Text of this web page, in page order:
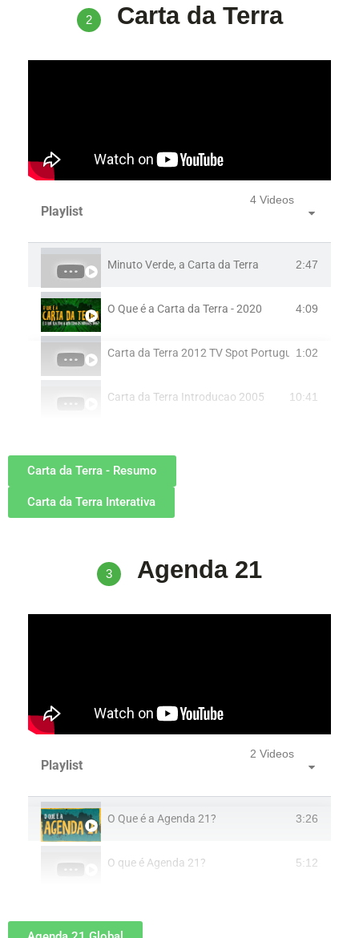
2 Carta da Terra
Playlist
4 Videos
Minuto Verde, a Carta da Terra 2:47
O Que é a Carta da Terra - 2020 4:09
Carta da Terra 2012 TV Spot Português1:02
Carta da Terra Introducao 2005 10:41
Carta da Terra - Resumo
Carta da Terra Interativa
3 Agenda 21
Playlist
2 Videos
O Que é a Agenda 21? 3:26
O que é Agenda 21? 5:12